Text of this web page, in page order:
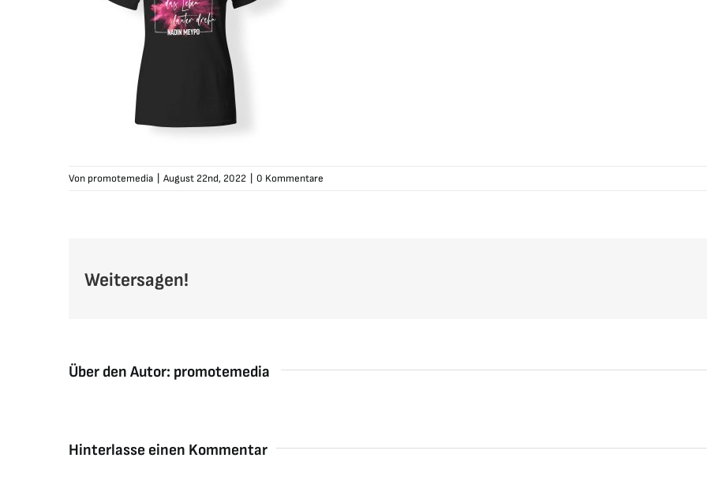
Von promotemedia August 22nd, 2022 0 Kommentare
Weitersagen!
Über den Autor: promotemedia
Hinterlasse einen Kommentar